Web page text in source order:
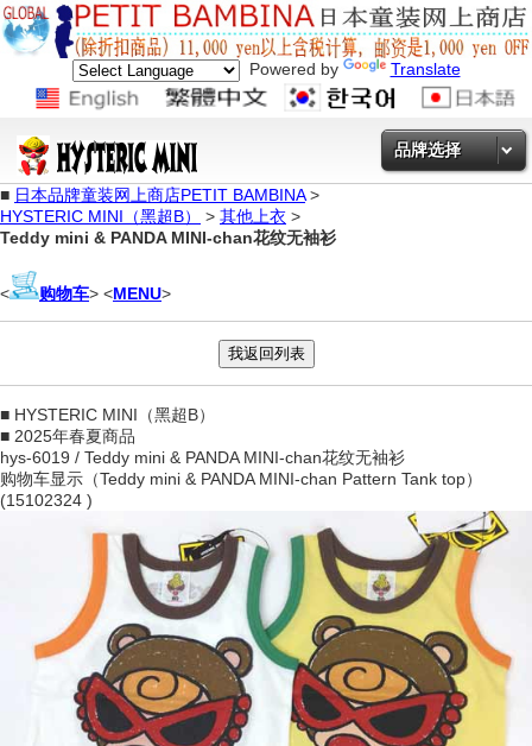
Powered by Translate
品牌选择
■ 日本品牌童装网上商店PETIT BAMBINA>
HYSTERIC MINI（黑超B）
> 其他上衣 >
Teddy mini & PANDA MINI-chan花纹无袖衫
< 购物车> <MENU>
■ HYSTERIC MINI（黑超B）
■ 2025年春夏商品
hys-6019 / Teddy mini & PANDA MINI-chan花纹无袖衫
购物车显示（Teddy mini & PANDA MINI-chan Pattern Tank top）
(15102324 )